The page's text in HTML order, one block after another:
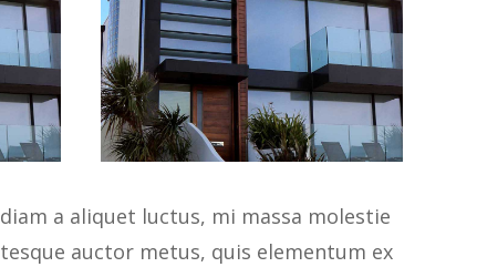
a aliquet luctus, mi massa molestie
auctor metus, quis elementum ex